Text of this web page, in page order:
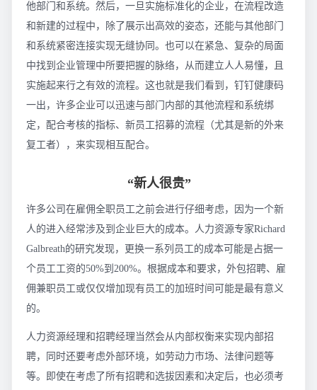
他部门和系统。然后，一旦实施标准化的企业，在流程改造
和新建的过程中，除了展示出高效的姿态，还能与其他部门
和系统紧密连接实现无缝协同。也可以在紧急、复杂的局面
中找到企业管理中所要把握的脉络，从而建立人人易懂，且
实施起来行之有效的流程。这也就是我们看到，钉钉健康码
一出，许多企业可以迅速与部门内部的其他流程和系统绑
定，配合考核的指标、新员工招募的流程（尤其是新的外来
复工者），来实现相互配合。
“新人很贵”
许多公司在雇佣全职员工之前会进行仔细考虑，因为一个新
人的进入经常涉及到企业巨大的成本。人力资源专家Richard
Galbreath的研究发现，更换一系列员工的成本可能是占据一
个员工工资的50%到200%。根据成本和要求，外包招聘、雇
佣兼职员工或仅仅增加现有员工的加班时间可能是最有意义
的。
人力资源经理和招聘经理当然会从内部权衡来实现内部招
聘，同时还要考虑外部环境，如劳动力市场、法律问题等
等。即使在考虑了所有招聘和选拔因素和决定后，也必须考